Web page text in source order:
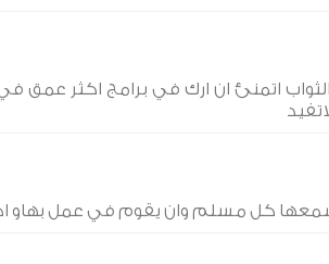
الثواب اتمنئ ان ارك في برامج اكثر عمق
كل مسلم وان يقوم في عمل بهاو